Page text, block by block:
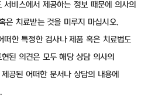
비스에서 제공하는 정보 때문에 의사의
은 치료받는 것을 미루지 마십시오.
떠한 특정한 검사나 제품 혹은 치료법도
된 의견은 모두 해당 상담 의사의
공된 어떠한 문서나 상담의 내용에